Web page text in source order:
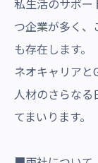
私生活のサポー
つ企業が多く、
も存在します。
ネオキャリア
人材のさらなる
てまいります。